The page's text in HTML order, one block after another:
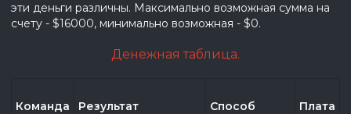
эти деньги различны. Максимально возможная сумма на
счету - $16000, минимально возможная - $0.
Денежная таблица.
Команда Результат Способ Плата